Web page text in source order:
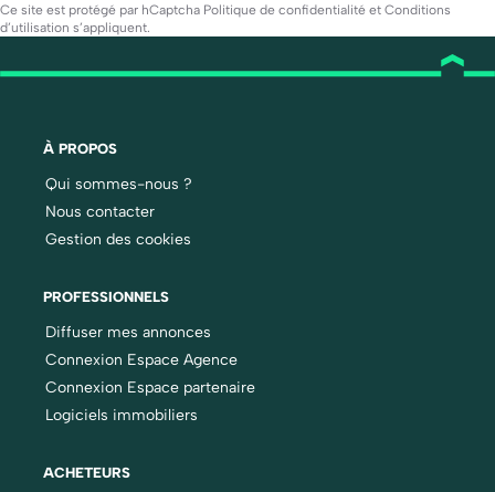
Ce site est protégé par hCaptcha Politique de confidentialité et Conditions
d’utilisation s’appliquent.
À PROPOS
Qui sommes-nous ?
Nous contacter
Gestion des cookies
PROFESSIONNELS
Diffuser mes annonces
Connexion Espace Agence
Connexion Espace partenaire
Logiciels immobiliers
ACHETEURS